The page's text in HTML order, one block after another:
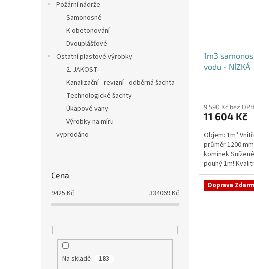
Požární nádrže
Samonosné
K obetonování
Dvouplášťové
Ostatní plastové výrobky
2. JAKOST
Kanalizační - revizní - odběrná šachta
Technologické šachty
Úkapové vany
Výrobky na míru
vyprodáno
Cena
9425 Kč 334069Kč
Na skladě 183
1m3
vodu - NÍZKÁ
produktu
je
z
5
hvězdiček.
9 590 Kč bez DPH
11 604 Kč
Objem: 1m³
průměr 1200
komínek
pouhý 1m!
potřeby
Doprava